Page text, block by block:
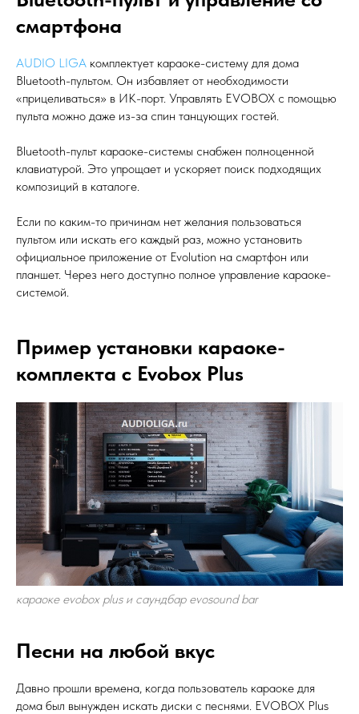
смартфона
AUDIO LIGA комплектует караоке-систему для дома
Bluetooth-пультом. Он избавляет от необходимости
«прицеливаться» в ИК-порт. Управлять EVOBOX с помощью
пульта можно даже из-за спин танцующих гостей.
Bluetooth-пульт караоке-системы снабжен полноценной
клавиатурой. Это упрощает и ускоряет поиск подходящих
композиций в каталоге.
Если по каким-то причинам нет желания пользоваться
пультом или искать его каждый раз, можно установить
официальное приложение от Evolution на смартфон или
планшет. Через него доступно полное управление караоке-
системой.
Пример установки караоке-
комплекта с Evobox Plus
караоке evobox plus и саундбар evosound bar
Песни на любой вкус
Давно прошли времена, когда пользователь караоке для
дома был вынужден искать диски с песнями. EVOBOX Plus